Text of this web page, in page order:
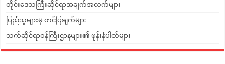
တိုင်းဒေသကြီးဆိုင်ရာအချက်အလက်များ
ပြည်သူများမှ တင်ပြချက်များ
သက်ဆိုင်ရာဝန်ကြီးဌာနများ၏ ဖုန်းနံပါတ်များ